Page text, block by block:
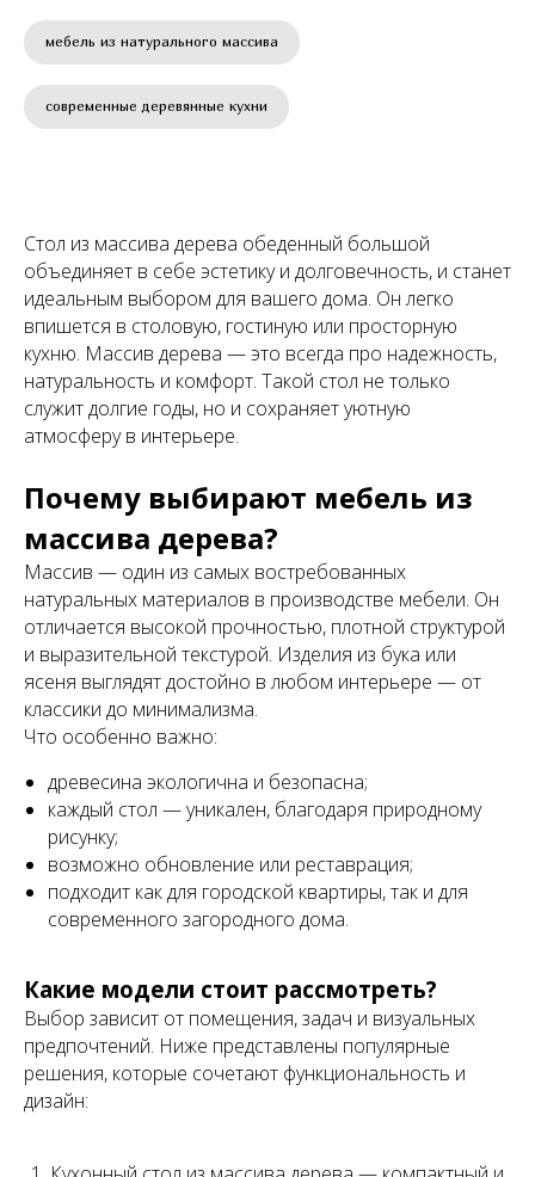
мебель из натурального массива
современные деревянные кухни
Стол из массива дерева обеденный большой
объединяет в себе эстетику и долговечность, и станет
идеальным выбором для вашего дома. Он легко
впишется в столовую, гостиную или просторную
кухню. Массив дерева — это всегда про надежность,
натуральность и комфорт. Такой стол не только
служит долгие годы, но и сохраняет уютную
атмосферу в интерьере.
Почему выбирают мебель из
массива дерева?
Массив — один из самых востребованных
натуральных материалов в производстве мебели. Он
отличается высокой прочностью, плотной структурой
и выразительной текстурой. Изделия из бука или
ясеня выглядят достойно в любом интерьере — от
классики до минимализма.
Что особенно важно:
древесина экологична и безопасна;
каждый стол — уникален, благодаря природному
рисунку;
возможно обновление или реставрация;
подходит как для городской квартиры, так и для
современного загородного дома.
Какие модели стоит рассмотреть?
Выбор зависит от помещения, задач и визуальных
предпочтений. Ниже представлены популярные
решения, которые сочетают функциональность и
дизайн: